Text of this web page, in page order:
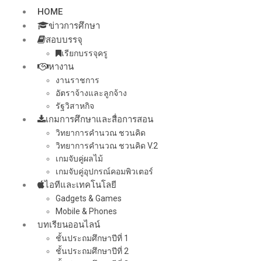
HOME
ข่าวการศึกษา
สอบบรรจุ
เรียกบรรจุครู
หางาน
งานราชการ
อัตราจ้างและลูกจ้าง
รัฐวิสาหกิจ
เกมการศึกษาและสื่อการสอน
วิทยาการคำนวณ ชวนคิด
วิทยาการคำนวณ ชวนคิด V.2
เกมจับคู่ผลไม้
เกมจับคู่อุปกรณ์คอมพิวเตอร์
ไอทีและเทคโนโลยี
Gadgets & Games
Mobile & Phones
บทเรียนออนไลน์
ชั้นประถมศึกษาปีที่ 1
ชั้นประถมศึกษาปีที่ 2